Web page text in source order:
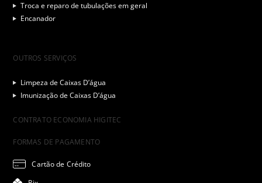
Troca e reparo de tubulações em geral
Encanador
OUTROS SERVIÇOS
Limpeza de Caixas D’água
Imunização de Caixas D’água
CONTRATO ECONOMIA HIGITEC
FORMAS DE PAGAMENTO
Cartão de Crédito